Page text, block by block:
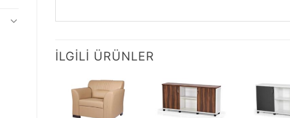
İLGILI ÜRÜNLER